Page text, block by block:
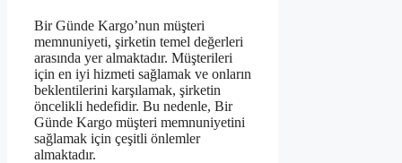
Bir Günde Kargo’nun müşteri
memnuniyeti, şirketin temel değerleri
arasında yer almaktadır. Müşterileri
için en iyi hizmeti sağlamak ve onların
beklentilerini karşılamak, şirketin
öncelikli hedefidir. Bu nedenle, Bir
Günde Kargo müşteri memnuniyetini
sağlamak için çeşitli önlemler
almaktadır.